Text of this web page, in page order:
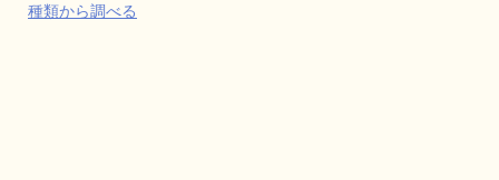
種類から調べる